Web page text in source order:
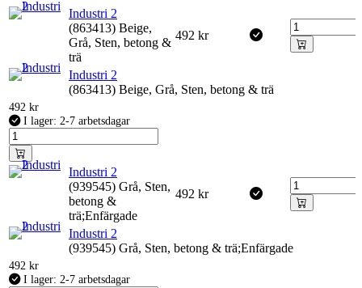
Industri 2
(863413) Beige,
Grå, Sten, betong &
trä
492 kr
Industri 2
(863413) Beige, Grå, Sten, betong & trä
492 kr
I lager: 2-7 arbetsdagar
Industri 2
(939545) Grå, Sten,
betong &
trä;Enfärgade
492 kr
Industri 2
(939545) Grå, Sten, betong & trä;Enfärgade
492 kr
I lager: 2-7 arbetsdagar